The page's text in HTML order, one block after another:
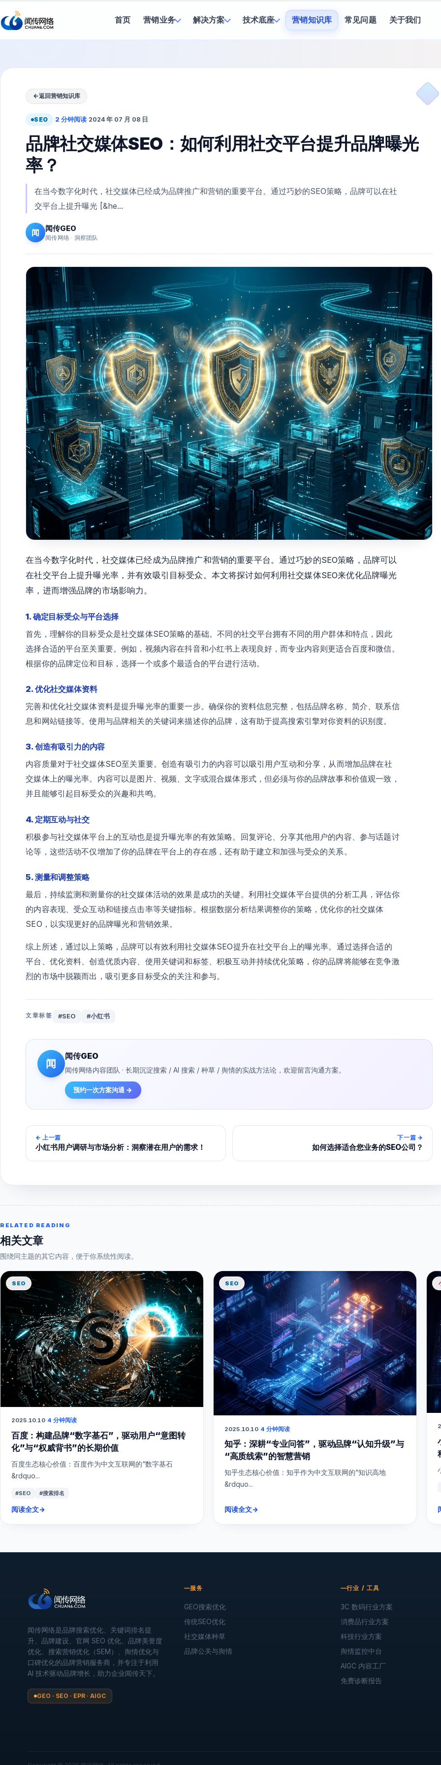
首页 营销业务 解决方案 技术底座 营销知识库 常见问题 关于我们
←返回营销知识库
SEO ·2 分钟阅读·2024 年 07 月 08 日
品牌社交媒体SEO：如何利用社交平台提升品牌曝光
率？
在当今数字化时代，社交媒体已经成为品牌推广和营销的重要平台。通过巧妙的SEO策略，品牌可以在社
交平台上提升曝光 [&he...
闻 闻传GEO
闻传网络 · 洞察团队
在当今数字化时代，社交媒体已经成为品牌推广和营销的重要平台。通过巧妙的SEO策略，品牌可以
在社交平台上提升曝光率，并有效吸引目标受众。本文将探讨如何利用社交媒体SEO来优化品牌曝光
率，进而增强品牌的市场影响力。
1. 确定目标受众与平台选择
首先，理解你的目标受众是社交媒体SEO策略的基础。不同的社交平台拥有不同的用户群体和特点，因此
选择合适的平台至关重要。例如，视频内容在抖音和小红书上表现良好，而专业内容则更适合百度和微信。
根据你的品牌定位和目标，选择一个或多个最适合的平台进行活动。
2. 优化社交媒体资料
完善和优化社交媒体资料是提升曝光率的重要一步。确保你的资料信息完整，包括品牌名称、简介、联系信
息和网站链接等。使用与品牌相关的关键词来描述你的品牌，这有助于提高搜索引擎对你资料的识别度。
3. 创造有吸引力的内容
内容质量对于社交媒体SEO至关重要。创造有吸引力的内容可以吸引用户互动和分享，从而增加品牌在社
交媒体上的曝光率。内容可以是图片、视频、文字或混合媒体形式，但必须与你的品牌故事和价值观一致，
并且能够引起目标受众的兴趣和共鸣。
4. 定期互动与社交
积极参与社交媒体平台上的互动也是提升曝光率的有效策略。回复评论、分享其他用户的内容、参与话题讨
论等，这些活动不仅增加了你的品牌在平台上的存在感，还有助于建立和加强与受众的关系。
5. 测量和调整策略
最后，持续监测和测量你的社交媒体活动的效果是成功的关键。利用社交媒体平台提供的分析工具，评估你
的内容表现、受众互动和链接点击率等关键指标。根据数据分析结果调整你的策略，优化你的社交媒体
SEO，以实现更好的品牌曝光和营销效果。
综上所述，通过以上策略，品牌可以有效利用社交媒体SEO提升在社交平台上的曝光率。通过选择合适的
平台、优化资料、创造优质内容、使用关键词和标签、积极互动并持续优化策略，你的品牌将能够在竞争激
烈的市场中脱颖而出，吸引更多目标受众的关注和参与。
文章标签 #SEO #小红书
闻
闻传GEO
闻传网络内容团队 · 长期沉淀搜索 / AI 搜索 / 种草 / 舆情的实战方法论，欢迎留言沟通方案。
预约一次方案沟通 →
← 上一篇
小红书用户调研与市场分析：洞察潜在用户的需求！
下一篇 →
如何选择适合您业务的SEO公司？
RELATED READING
相关文章
围绕同主题的其它内容，便于你系统性阅读。
SEO
2025.10.10·4 分钟阅读
百度：构建品牌“数字基石”，驱动用户“意图转
化”与“权威背书”的长期价值
百度生态核心价值：百度作为中文互联网的“数字基石
&rdquo...
#SEO #搜索排名
阅读全文→
SEO
2025.10.10·4 分钟阅读
知乎：深耕“专业问答”，驱动品牌“认知升级”与
“高质线索”的智慧营销
知乎生态核心价值：知乎作为中文互联网的“知识高地
&rdquo...
阅读全文→
闻传网络是品牌搜索优化、关键词排名提
升、品牌建设、官网 SEO 优化、品牌美誉度
优化、搜索营销优化（SEM）、舆情优化与
口碑优化的品牌营销服务商，并专注于利用
AI 技术驱动品牌增长，助力企业闻传天下。
GEO · SEO · EPR · AIGC
服务
GEO搜索优化
传统SEO优化
社交媒体种草
品牌公关与舆情
行业 / 工具
3C 数码行业方案
消费品行业方案
科技行业方案
舆情监控中台
AIGC 内容工厂
免费诊断报告